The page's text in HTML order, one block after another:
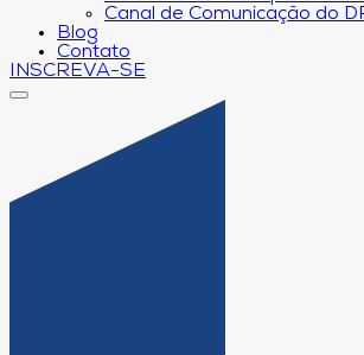
Canal de Comunicação do
Blog
Contato
INSCREVA-SE